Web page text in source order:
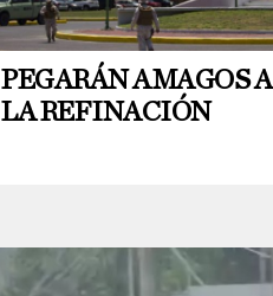
PEGARÁN AMAGOS A
LA REFINACIÓN